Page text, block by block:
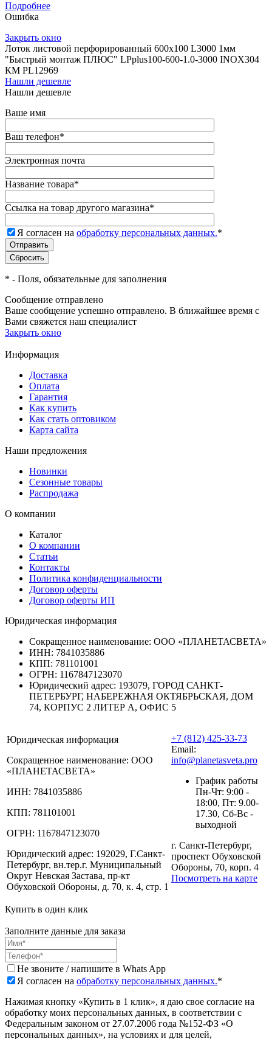
Подробнее
Ошибка
Закрыть окно
Лоток листовой перфорированный 600х100 L3000 1мм
"Быстрый монтаж ПЛЮС" LPplus100-600-1.0-3000 INOX304
КМ PL12969
Нашли дешевле
Нашли дешевле
Ваше имя
Ваш телефон*
Электронная почта
Название товара*
Ссылка на товар другого магазина*
Я согласен на обработку персональных данных.*
* - Поля, обязательные для заполнения
Сообщение отправлено
Ваше сообщение успешно отправлено. В ближайшее время с
Вами свяжется наш специалист
Закрыть окно
Информация
Доставка
Оплата
Гарантия
Как купить
Как стать оптовиком
Карта сайта
Наши предложения
Новинки
Сезонные товары
Распродажа
О компании
Каталог
О компании
Статьи
Контакты
Политика конфиденциальности
Договор оферты
Договор оферты ИП
Юридическая информация
Сокращенное наименование: ООО «ПЛАНЕТАСВЕТА»
ИНН: 7841035886
КПП: 781101001
ОГРН: 1167847123070
Юридический адрес: 193079, ГОРОД САНКТ-
ПЕТЕРБУРГ, НАБЕРЕЖНАЯ ОКТЯБРЬСКАЯ, ДОМ
74, КОРПУС 2 ЛИТЕР А, ОФИС 5
Юридическая информация
Сокращенное наименование: ООО
«ПЛАНЕТАСВЕТА»
ИНН: 7841035886
КПП: 781101001
ОГРН: 1167847123070
Юридический адрес: 192029, Г.Санкт-
Петербург, вн.тер.г. Муниципальный
Округ Невская Застава, пр-кт
Обуховской Обороны, д. 70, к. 4, стр. 1
+7 (812) 425-33-73
Email:
info@planetasveta.pro
График работы
Пн-Чт: 9:00 -
18:00, Пт: 9.00-
17.30, Сб-Вс -
выходной
г. Санкт-Петербург,
проспект Обуховской
Обороны, 70, корп. 4
Посмотреть на карте
Купить в один клик
Заполните данные для заказа
Не звоните / напишите в Whats App
Я согласен на обработку персональных данных.*
Нажимая кнопку «Купить в 1 клик», я даю свое согласие на
обработку моих персональных данных, в соответствии с
Федеральным законом от 27.07.2006 года №152-ФЗ «О
персональных данных», на условиях и для целей,